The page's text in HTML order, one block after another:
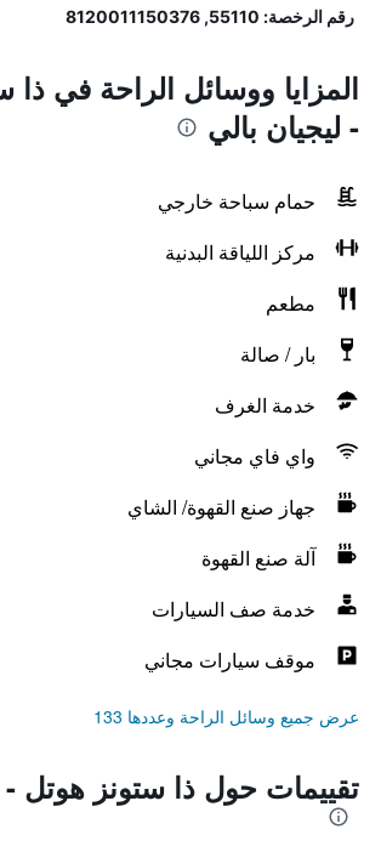
رقم الرخصة: 55110, 8120011150376
المزايا ووسائل الراحة في ذا
- ليجيان بالي
حمام سباحة خارجي
مركز اللياقة البدنية
مطعم
بار / صالة
خدمة الغرف
واي فاي مجاني
جهاز صنع القهوة/ الشاي
آلة صنع القهوة
خدمة صف السيارات
موقف سيارات مجاني
عرض جميع وسائل الراحة وعددها 133
تقييمات حول ذا ستونز هوتل -